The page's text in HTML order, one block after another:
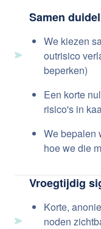
Samen
We kiezen
outrisico
beperken)
Een korte
risico's in
We bepalen
hoe we die
Vroegtijdig
Korte,
noden